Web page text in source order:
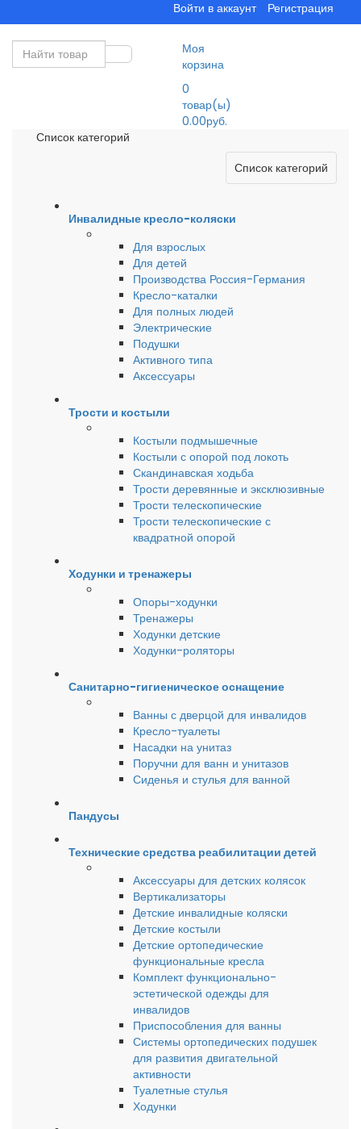
Войти в аккаунт Регистрация
Моя
корзина
0
товар(ы)
0.00руб.
Список категорий
Список категорий
Инвалидные кресло-коляски
Для взрослых
Для детей
Производства Россия-Германия
Кресло-каталки
Для полных людей
Электрические
Подушки
Активного типа
Аксессуары
Трости и костыли
Костыли подмышечные
Костыли с опорой под локоть
Скандинавская ходьба
Трости деревянные и эксклюзивные
Трости телескопические
Трости телескопические с
квадратной опорой
Ходунки и тренажеры
Опоры-ходунки
Тренажеры
Ходунки детские
Ходунки-роляторы
Санитарно-гигиеническое оснащение
Ванны с дверцой для инвалидов
Кресло-туалеты
Насадки на унитаз
Поручни для ванн и унитазов
Сиденья и стулья для ванной
Пандусы
Технические средства реабилитации детей
Аксессуары для детских колясок
Вертикализаторы
Детские инвалидные коляски
Детские костыли
Детские ортопедические
функциональные кресла
Комплект функционально-
эстетической одежды для
инвалидов
Приспособления для ванны
Системы ортопедических подушек
для развития двигательной
активности
Туалетные стулья
Ходунки